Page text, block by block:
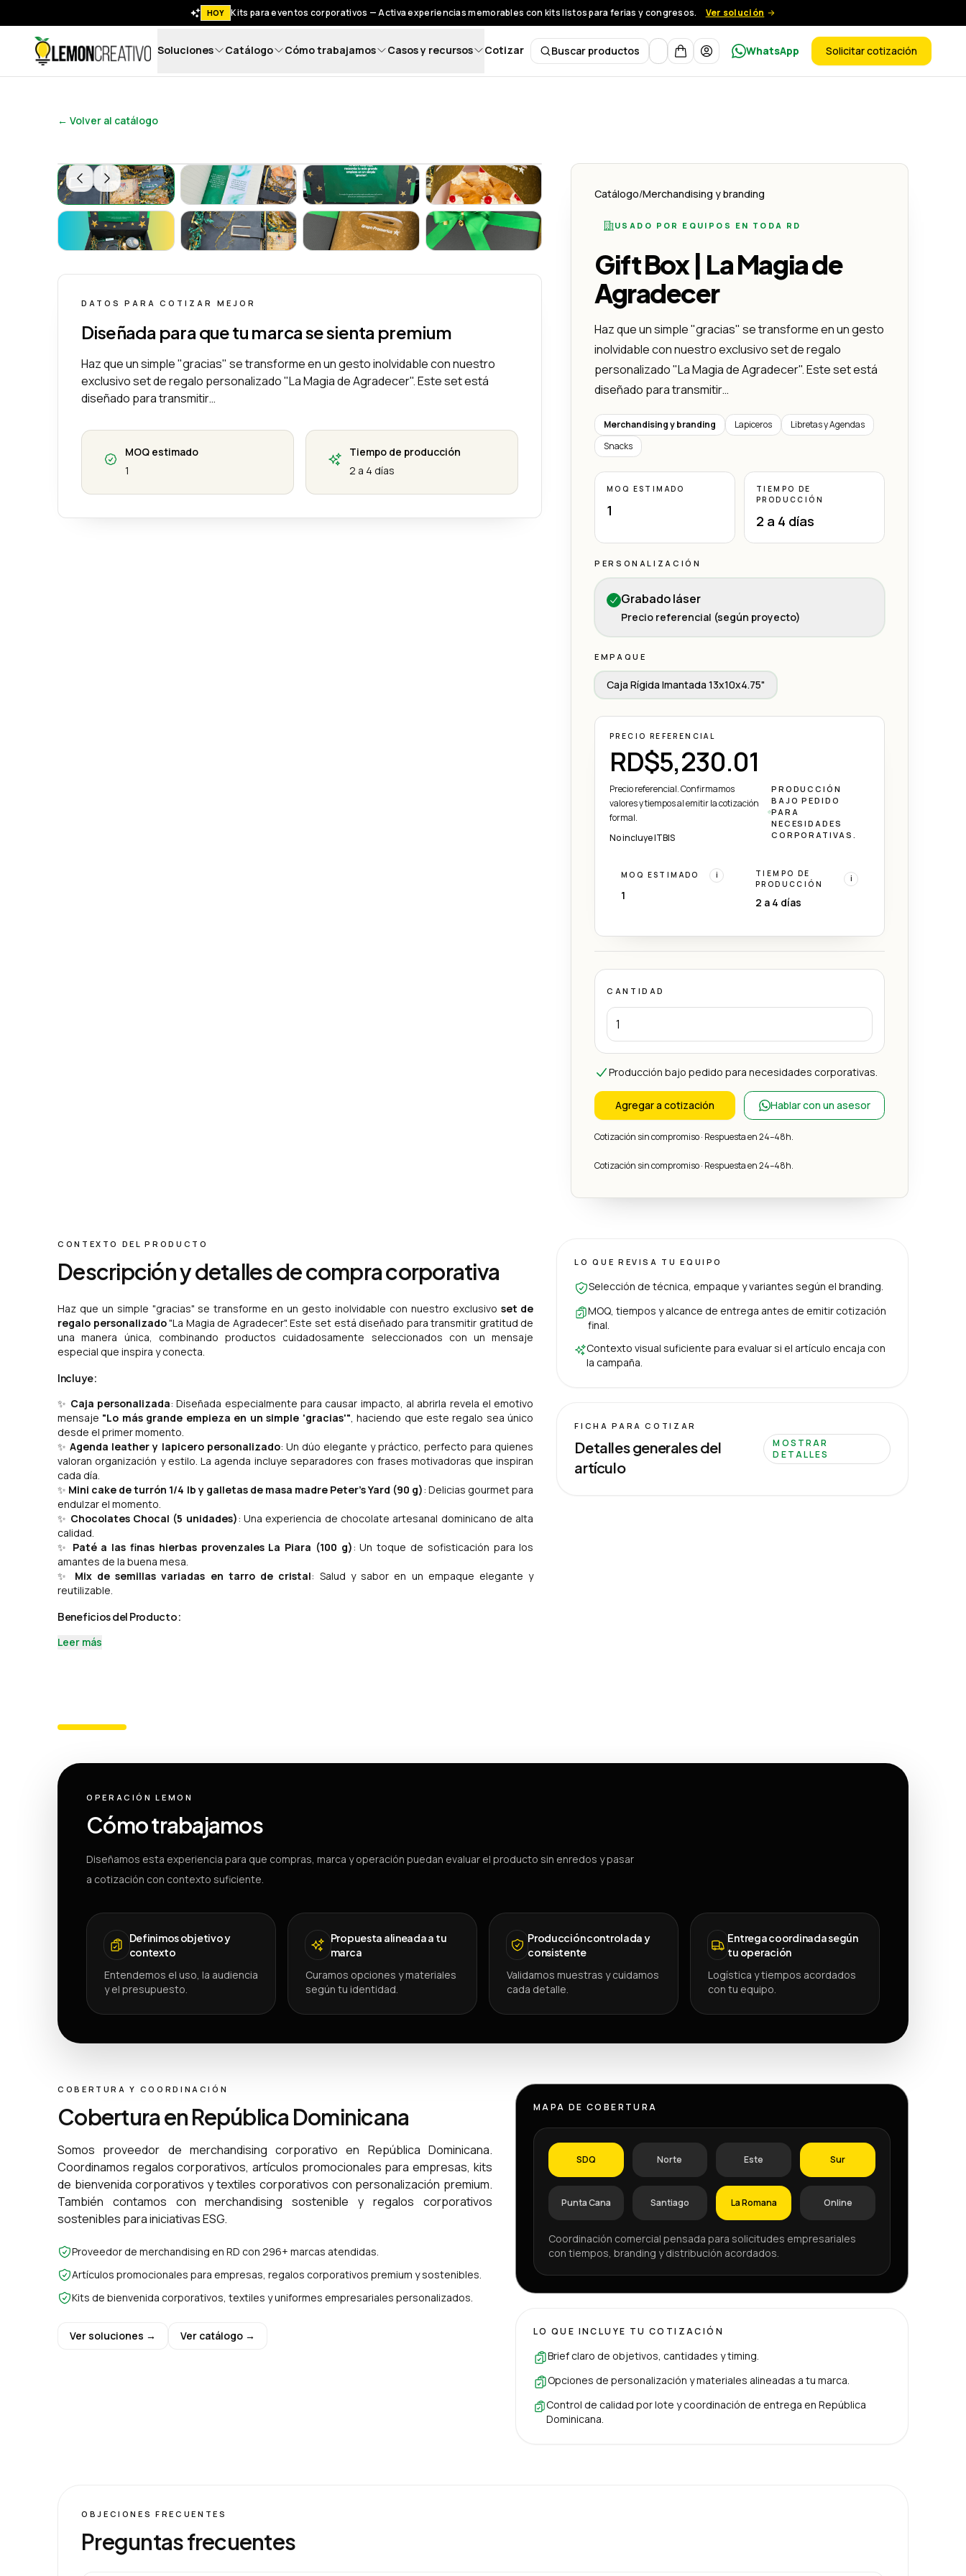
HOY Kits para eventos corporativos — Activa experiencias memorables con kits listos para ferias y congresos. Ver solución
Lemon Creativo
Soluciones Catálogo Cómo trabajamos Casos y recursos Cotizar Buscar productos
Buscar productos
Moneda WhatsApp Solicitar cotización
← Volver al catálogo
Gift Box | La Magia de Agradecer - Lemon CreativoGift Box | La Magia de Agradecer - Lemon CreativoGift Box | La Magia de Agradecer - Lemon CreativoGift Box | La Magia de Agradecer - Lemon Creativo
Gift Box | La Magia de Agradecer - Lemon CreativoGift Box | La Magia de Agradecer - Lemon CreativoGift Box | La Magia de Agradecer - Lemon CreativoGift Box | La Magia de Agradecer - Lemon Creativo
DATOS PARA COTIZAR MEJOR
Diseñada para que tu marca se sienta premium
Haz que un simple "gracias" se transforme en un gesto inolvidable con nuestro
exclusivo set de regalo personalizado "La Magia de Agradecer". Este set está
diseñado para transmitir…
MOQ estimado
1
Tiempo de producción
2 a 4 días
Catálogo/Merchandising y branding
USADO POR EQUIPOS EN TODA RD
Gift Box | La Magia de
Agradecer
Haz que un simple "gracias" se transforme en un gesto
inolvidable con nuestro exclusivo set de regalo
personalizado "La Magia de Agradecer". Este set está
diseñado para transmitir…
Merchandising y branding Lapiceros
Libretas y Agendas
Snacks
MOQ ESTIMADO
1
TIEMPO DE
PRODUCCIÓN
2 a 4 días
PERSONALIZACIÓN
Grabado láser
Precio referencial (según proyecto)
EMPAQUE
Caja Rígida Imantada 13x10x4.75"
PRECIO REFERENCIAL
RD$5,230.01
Precio referencial. Confirmamos
valores y tiempos al emitir la cotización
formal.
No incluye ITBIS
PRODUCCIÓN
BAJO PEDIDO
PARA
NECESIDADES
CORPORATIVAS.
MOQ ESTIMADO i
1
TIEMPO DE
PRODUCCIÓN
i
2 a 4 días
CANTIDAD
Producción bajo pedido para necesidades corporativas.
Agregar a cotización Hablar con un asesor
Cotización sin compromiso · Respuesta en 24–48h.
Cotización sin compromiso · Respuesta en 24–48h.
CONTEXTO DEL PRODUCTO
Descripción y detalles de compra corporativa
Haz que un simple "gracias" se transforme en un gesto inolvidable con nuestro exclusivo set de
regalo personalizado"La Magia de Agradecer". Este set está diseñado para transmitir gratitud de
una manera única, combinando productos cuidadosamente seleccionados con un mensaje
especial que inspira y conecta.
Incluye:
✨ Caja personalizada: Diseñada especialmente para causar impacto, al abrirla revela el emotivo
mensaje "Lo más grande empieza en un simple 'gracias'" , haciendo que este regalo sea único
desde el primer momento.
✨Agenda leather y lapicero personalizado: Un dúo elegante y práctico, perfecto para quienes
valoran organización y estilo. La agenda incluye separadores con frases motivadoras que inspiran
cada día.
✨ Mini cake de turrón 1/4 lb y galletas de masa madre Peter's Yard (90 g): Delicias gourmet para
endulzar el momento.
✨ Chocolates Chocal (5 unidades): Una experiencia de chocolate artesanal dominicano de alta
calidad.
✨ Paté a las finas hierbas provenzales La Piara (100 g): Un toque de sofisticación para los
amantes de la buena mesa.
✨ Mix de semillas variadas en tarro de cristal: Salud y sabor en un empaque elegante y
reutilizable.
Beneficios del Producto:
Leer más
LO QUE REVISA TU EQUIPO
Selección de técnica, empaque y variantes según el branding.
MOQ, tiempos y alcance de entrega antes de emitir cotización
final.
Contexto visual suficiente para evaluar si el artículo encaja con
la campaña.
FICHA PARA COTIZAR
Detalles generales del
artículo
MOSTRAR
DETALLES
OPERACIÓN LEMON
Cómo trabajamos
Diseñamos esta experiencia para que compras, marca y operación puedan evaluar el producto sin enredos y pasar
a cotización con contexto suficiente.
Definimos objetivo y
contexto
Entendemos el uso, la audiencia
y el presupuesto.
Propuesta alineada a tu
marca
Curamos opciones y materiales
según tu identidad.
Producción controlada y
consistente
Validamos muestras y cuidamos
cada detalle.
Entrega coordinada según
tu operación
Logística y tiempos acordados
con tu equipo.
COBERTURA Y COORDINACIÓN
Cobertura en República Dominicana
Somos proveedor de merchandising corporativo en República Dominicana.
Coordinamos regalos corporativos, artículos promocionales para empresas, kits
de bienvenida corporativos y textiles corporativos con personalización premium.
También contamos con merchandising sostenible y regalos corporativos
sostenibles para iniciativas ESG.
Proveedor de merchandising en RD con 296+ marcas atendidas.
Artículos promocionales para empresas, regalos corporativos premium y sostenibles.
Kits de bienvenida corporativos, textiles y uniformes empresariales personalizados.
Ver soluciones → Ver catálogo →
MAPA DE COBERTURA
SDQ Norte Este Sur
Punta Cana Santiago La Romana Online
Coordinación comercial pensada para solicitudes empresariales
con tiempos, branding y distribución acordados.
LO QUE INCLUYE TU COTIZACIÓN
Brief claro de objetivos, cantidades y timing.
Opciones de personalización y materiales alineadas a tu marca.
Control de calidad por lote y coordinación de entrega en República
Dominicana.
OBJECIONES FRECUENTES
Preguntas frecuentes